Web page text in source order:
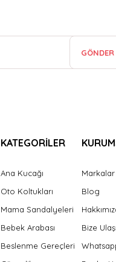
GÖNDER
KATEGORİLER
Ana Kucağı
Oto Koltukları
Mama Sandalyeleri
Bebek Arabası
Beslenme Gereçleri
Markalar
Blog
Bize